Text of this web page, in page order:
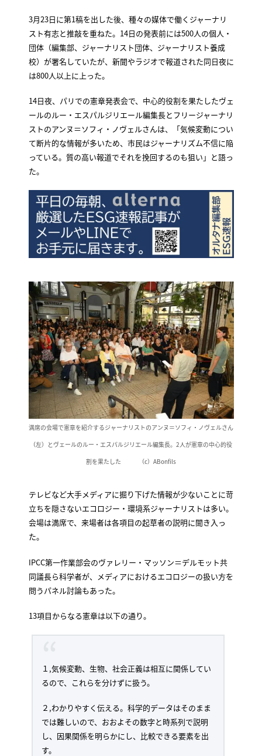
3月23日に第1稿を出した後、種々の媒体で働くジャーナリ
スト有志と推敲を重ねた。14日の発表前には500人の個人・
団体（編集部、ジャーナリスト団体、ジャーナリスト養成
校）が署名していたが、新聞やラジオで報道された同日夜に
は800人以上に上った。
14日夜、パリでの憲章発表会で、中心的役割を果たしたヴェ
ールのルー・エスパルジリエール編集長とフリージャーナリ
ストのアンヌ＝ソフィ・ノヴェルさんは、「気候変動につい
て断片的な情報が多いため、市民はジャーナリズム不信に陥
っている。質の高い報道でそれを挽回するのも狙い」と語っ
た。
満席の会場で憲章を紹介するジャーナリストのアンヌ＝ソフィ・ノヴェルさん
（左）とヴェールのルー・エスパルジリエール編集長。2人が憲章の中心的役
割を果たした （c）ABonfils
テレビなど大手メディアに掘り下げた情報が少ないことに苛
立ちを隠さないエコロジー・環境系ジャーナリストは多い。
会場は満席で、来場者は各項目の起草者の説明に聞き入っ
た。
IPCC第一作業部会のヴァレリー・マッソン＝デルモット共
同議長ら科学者が、メディアにおけるエコロジーの扱い方を
問うパネル討論もあった。
13項目からなる憲章は以下の通り。
１,気候変動、生物、社会正義は相互に関係してい
るので、これらを分けずに扱う。
２,わかりやすく伝える。科学的データはそのまま
では難しいので、おおよその数字と時系列で説明
し、因果関係を明らかにし、比較できる要素を出
す。